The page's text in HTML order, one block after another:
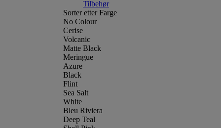
Tilbehør
Sorter etter Farge
No Colour
Cerise
Volcanic
Matte Black
Meringue
Azure
Black
Flint
Sea Salt
White
Bleu Riviera
Deep Teal